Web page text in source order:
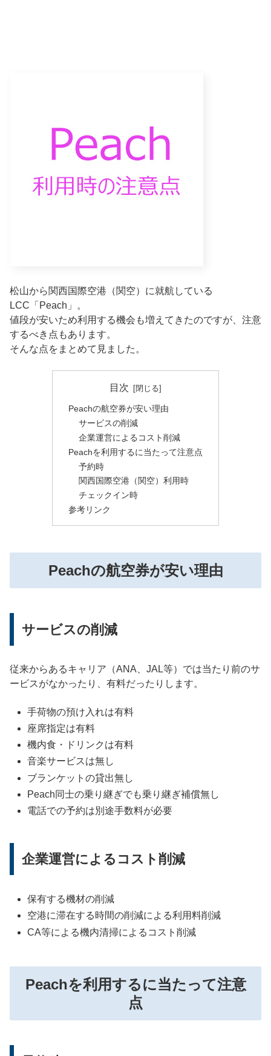
松山から関西国際空港（関空）に就航している
LCC「Peach」。
値段が安いため利用する機会も増えてきたのですが、注意
するべき点もあります。
そんな点をまとめて見ました。
目次
Peachの航空券が安い理由
サービスの削減
企業運営によるコスト削減
Peachを利用するに当たって注意点
予約時
関西国際空港（関空）利用時
チェックイン時
参考リンク
Peachの航空券が安い理由
サービスの削減
従来からあるキャリア（ANA、JAL等）では当たり前のサ
ービスがなかったり、有料だったりします。
手荷物の預け入れは有料
座席指定は有料
機内食・ドリンクは有料
音楽サービスは無し
ブランケットの貸出無し
Peach同士の乗り継ぎでも乗り継ぎ補償無し
電話での予約は別途手数料が必要
企業運営によるコスト削減
保有する機材の削減
空港に滞在する時間の削減による利用料削減
CA等による機内清掃によるコスト削減
Peachを利用するに当たって注意
点